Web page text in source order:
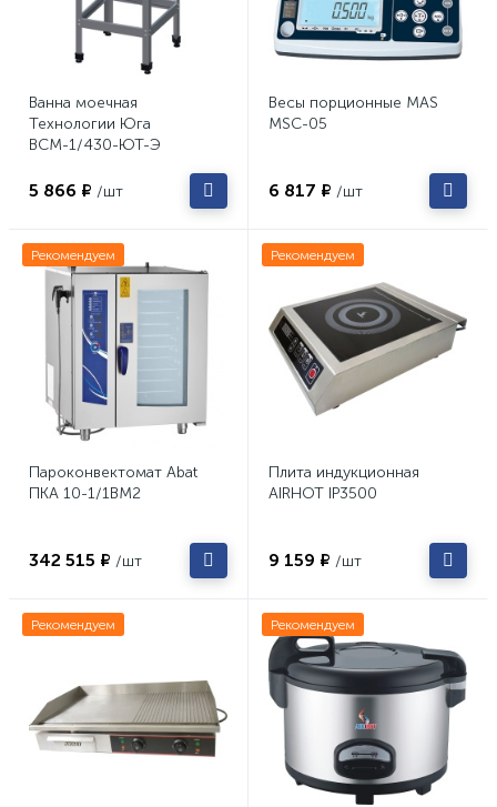
Ванна моечная
Технологии Юга
ВСМ-1/430-ЮТ-Э
5 866 ₽ /шт
Весы порционные MAS
MSC-05
6 817 ₽ /шт
Рекомендуем
Пароконвектомат Abat
ПКА 10-1/1ВМ2
342 515 ₽ /шт
Рекомендуем
Плита индукционная
AIRHOT IP3500
9 159 ₽ /шт
Рекомендуем Рекомендуем